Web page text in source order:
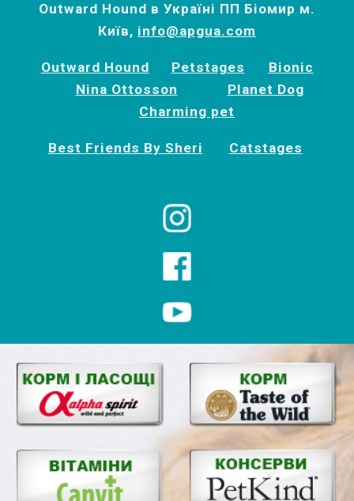
Outward Hound в Україні ПП Біомир м.
Київ, info@apgua.com
Outward Hound Petstages
Bionic
Nina Ottosson
Planet Dog
Charming pet
Best Friends By Sheri Catstages